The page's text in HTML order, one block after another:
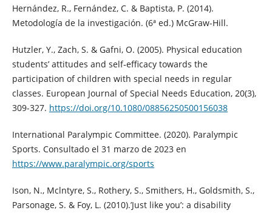
Hernández, R., Fernández, C. & Baptista, P. (2014).
Metodología de la investigación. (6ª ed.) McGraw-Hill.
Hutzler, Y., Zach, S. & Gafni, O. (2005). Physical education
students’ attitudes and self‐efficacy towards the
participation of children with special needs in regular
classes. European Journal of Special Needs Education, 20(3),
309-327. https://doi.org/10.1080/08856250500156038
International Paralympic Committee. (2020). Paralympic
Sports. Consultado el 31 marzo de 2023 en
https://www.paralympic.org/sports
Ison, N., Mclntyre, S., Rothery, S., Smithers, H., Goldsmith, S.,
Parsonage, S. & Foy, L. (2010).’Just like you’: a disability